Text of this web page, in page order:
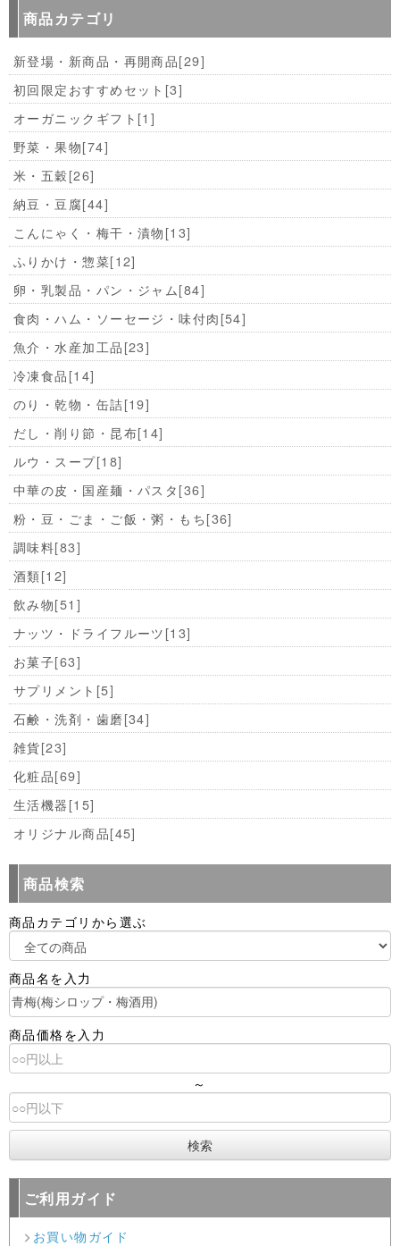
商品カテゴリ
新登場・新商品・再開商品[29]
初回限定おすすめセット [3]
オーガニックギフト [1]
野菜・果物[74]
米・五穀[26]
納豆・豆腐[44]
こんにゃく・梅干・漬物[13]
ふりかけ・惣菜[12]
卵・乳製品・パン・ジャム[84]
食肉・ハム・ソーセージ・味付肉[54]
魚介・水産加工品[23]
冷凍食品[14]
のり・乾物・缶詰[19]
だし・削り節・昆布[14]
ルウ・スープ[18]
中華の皮・国産麺・パスタ[36]
粉・豆・ごま・ご飯・粥・もち[36]
調味料[83]
酒類[12]
飲み物[51]
ナッツ・ドライフルーツ[13]
お菓子[63]
サプリメント [5]
石鹸・洗剤・歯磨[34]
雑貨[23]
化粧品[69]
生活機器[15]
オリジナル商品[45]
商品検索
商品カテゴリから選ぶ
商品名を入力
商品価格を入力
～
ご利用ガイド
お買い物ガイド